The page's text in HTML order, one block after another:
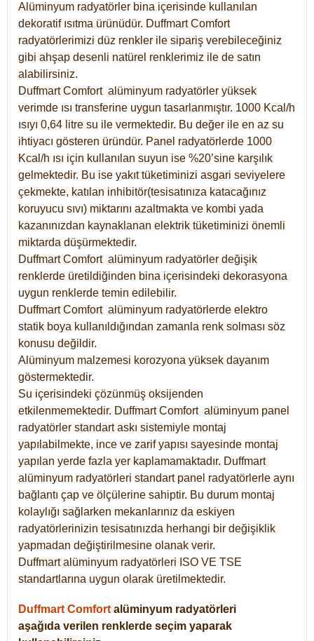
Alüminyum radyatörler bina içerisinde kullanılan
dekoratif ısıtma ürünüdür. Duffmart Comfort
radyatörlerimizi düz renkler ile sipariş verebileceğiniz
gibi ahşap desenli natürel renklerimiz ile de satın
alabilirsiniz.
Duffmart Comfort alüminyum radyatörler yüksek
verimde ısı transferine uygun tasarlanmıştır. 1000 Kcal/h
ısıyı 0,64 litre su ile vermektedir. Bu değer ile en az su
ihtiyacı gösteren üründür. Panel radyatörlerde 1000
Kcal/h ısı için kullanılan suyun ise %20’sine karşılık
gelmektedir. Bu ise yakıt tüketiminizi asgari seviyelere
çekmekte, katılan inhibitör(tesisatınıza katacağınız
koruyucu sıvı) miktarını azaltmakta ve kombi yada
kazanınızdan kaynaklanan elektrik tüketiminizi önemli
miktarda düşürmektedir.
Duffmart Comfort alüminyum radyatörler değişik
renklerde üretildiğinden bina içerisindeki dekorasyona
uygun renklerde temin edilebilir.
DuffmartComfort alüminyum radyatörlerde elektro
statik boya kullanıldığından zamanla renk solması söz
konusu değildir.
Alüminyum malzemesi korozyona yüksek dayanım
göstermektedir.
Su içerisindeki çözünmüş oksijenden
etkilenmemektedir. DuffmartComfort alüminyum panel
radyatörler standart askı sistemiyle montaj
yapılabilmekte, ince ve zarif yapısı sayesinde montaj
yapılan yerde fazla yer kaplamamaktadır. Duffmart
alüminyum radyatörleri standart panel radyatörlerle aynı
bağlantı çap ve ölçülerine sahiptir. Bu durum montaj
kolaylığı sağlarken mekanlarınız da eskiyen
radyatörlerinizin tesisatınızda herhangi bir değişiklik
yapmadan değiştirilmesine olanak verir.
Duffmart alüminyum radyatörleri ISO VE TSE
standartlarına uygun olarak üretilmektedir.
Duffmart Comfort alüminyum radyatörleri
aşağıda verilen renklerde seçim yaparak